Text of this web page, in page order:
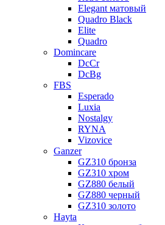
Elegant матовый
Quadro Black
Elite
Quadro
Domincare
DcCr
DcBg
FBS
Esperado
Luxia
Nostalgy
RYNA
Vizovice
Ganzer
GZ310 бронза
GZ310 хром
GZ880 белый
GZ880 черный
GZ310 золото
Hayta